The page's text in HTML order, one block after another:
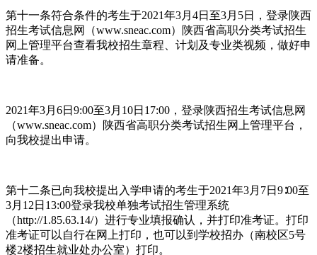
第十一条符合条件的考生于2021年3月4日至3月5日，登录陕西
招生考试信息网（www.sneac.com）陕西省高职分类考试招生
网上管理平台查看我校招生章程、计划及专业类视频，做好申
请准备。
2021年3月6日9:00至3月10日17:00，登录陕西招生考试信息网
（www.sneac.com）陕西省高职分类考试招生网上管理平台，
向我校提出申请。
第十二条已向我校提出入学申请的考生于2021年3月7日9∶00至
3月12日13:00登录我校单独考试招生管理系统
（http://1.85.63.14/）进行专业填报确认，并打印准考证。打印
准考证可以自行在网上打印，也可以到学校招办（南校区5号
楼2楼招生就业处办公室）打印。